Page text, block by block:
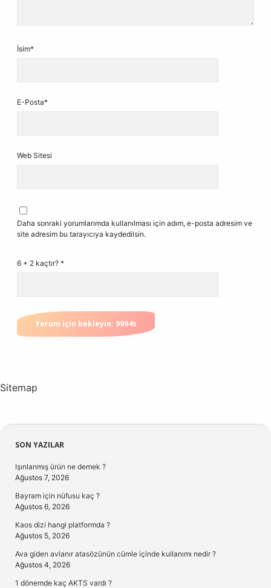
İsim*
E-Posta*
Web Sitesi
Daha sonraki yorumlarımda kullanılması için adım, e-posta adresim ve
site adresim bu tarayıcıya kaydedilsin.
6 + 2 kaçtır? *
Sitemap
Sidebar
SON YAZILAR
Işınlanmış ürün ne demek ?
Ağustos 7, 2026
Bayram için nüfusu kaç ?
Ağustos 6, 2026
Kaos dizi hangi platformda ?
Ağustos 5, 2026
Ava giden avlanır atasözünün cümle içinde kullanımı nedir ?
Ağustos 4, 2026
1 dönemde kaç AKTS vardı ?